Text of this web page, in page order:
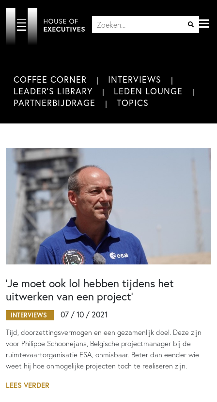
COFFEE CORNER
INTERVIEWS
LEADER'S LIBRARY
LEDEN LOUNGE
PARTNERBIJDRAGE
TOPICS
‘Je moet ook lol hebben tijdens het
uitwerken van een project’
INTERVIEWS 07 / 10 / 2021
Tijd, doorzettingsvermogen en een gezamenlijk doel. Deze zijn
voor Philippe Schoonejans, Belgische projectmanager bij de
ruimtevaartorganisatie ESA, onmisbaar. Beter dan eender wie
weet hij hoe onmogelijke projecten toch te realiseren zijn.
LEES VERDER